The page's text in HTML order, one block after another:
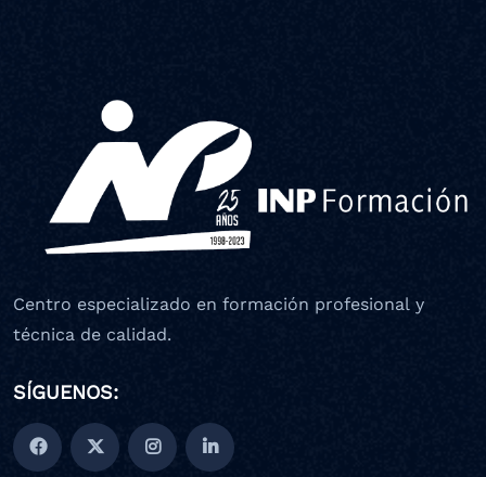
Centro especializado en formación profesional y
técnica de calidad.
SÍGUENOS: